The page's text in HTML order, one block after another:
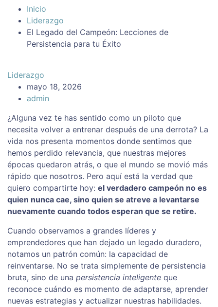
Inicio
Liderazgo
El Legado del Campeón: Lecciones de
Persistencia para tu Éxito
Liderazgo
mayo 18, 2026
admin
¿Alguna vez te has sentido como un piloto que
necesita volver a entrenar después de una derrota? La
vida nos presenta momentos donde sentimos que
hemos perdido relevancia, que nuestras mejores
épocas quedaron atrás, o que el mundo se movió más
rápido que nosotros. Pero aquí está la verdad que
quiero compartirte hoy: el verdadero campeón no es
quien nunca cae, sino quien se atreve a levantarse
nuevamente cuando todos esperan que se retire.
Cuando observamos a grandes líderes y
emprendedores que han dejado un legado duradero,
notamos un patrón común: la capacidad de
reinventarse. No se trata simplemente de persistencia
bruta, sino de una persistencia inteligente que
reconoce cuándo es momento de adaptarse, aprender
nuevas estrategias y actualizar nuestras habilidades.